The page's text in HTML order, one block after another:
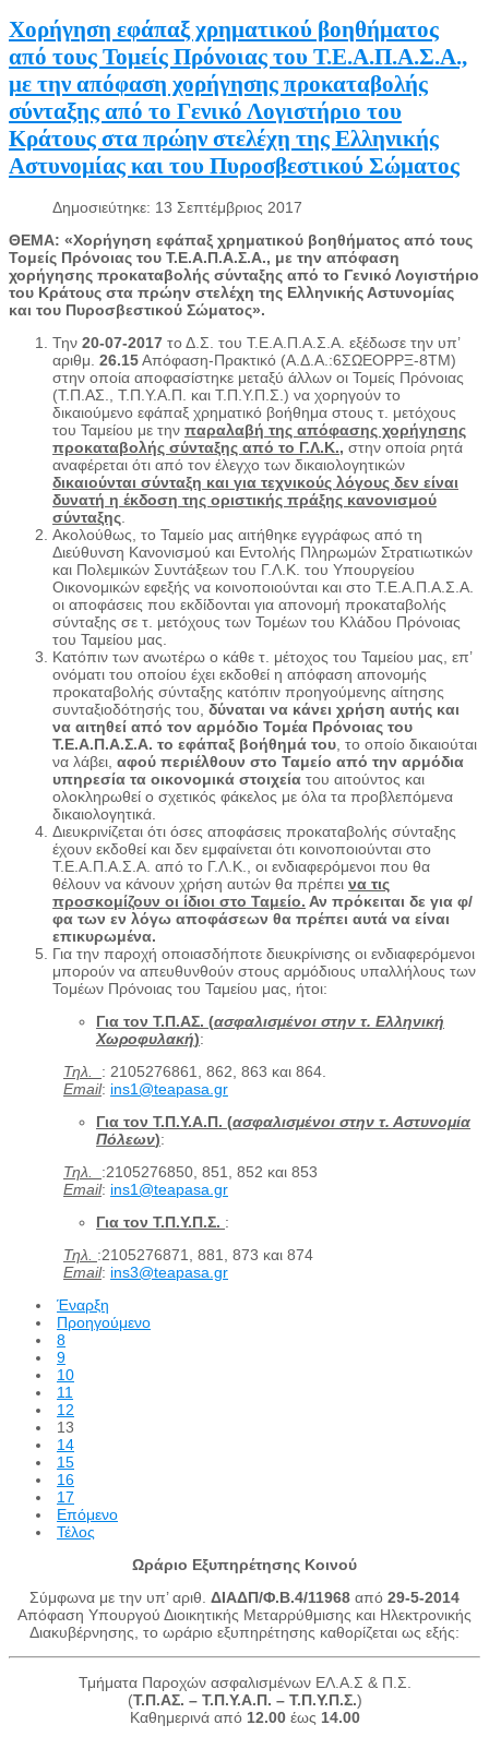
Χορήγηση εφάπαξ χρηματικού βοηθήματος
από τους Τομείς Πρόνοιας του Τ.Ε.Α.Π.Α.Σ.Α.,
με την απόφαση χορήγησης προκαταβολής
σύνταξης από το Γενικό Λογιστήριο του
Κράτους στα πρώην στελέχη της Ελληνικής
Αστυνομίας και του Πυροσβεστικού Σώματος
Δημοσιεύτηκε: 13 Σεπτέμβριος 2017
ΘΕΜΑ: «Χορήγηση εφάπαξ χρηματικού βοηθήματος από τους
Τομείς Πρόνοιας του Τ.Ε.Α.Π.Α.Σ.Α., με την απόφαση
χορήγησης προκαταβολής σύνταξης από το Γενικό Λογιστήριο
του Κράτους στα πρώην στελέχη της Ελληνικής Αστυνομίας
και του Πυροσβεστικού Σώματος».
Την 20-07-2017 το Δ.Σ. του Τ.Ε.Α.Π.Α.Σ.Α. εξέδωσε την υπ’
αριθμ. 26.15Απόφαση-Πρακτικό (Α.Δ.Α.:6ΣΩΕΟΡΡΞ-8ΤΜ)
στην οποία αποφασίστηκε μεταξύ άλλων οι Τομείς Πρόνοιας
(Τ.Π.ΑΣ., Τ.Π.Υ.Α.Π. και Τ.Π.Υ.Π.Σ.) να χορηγούν το
δικαιούμενο εφάπαξ χρηματικό βοήθημα στους τ. μετόχους
του Ταμείου με την παραλαβή της απόφασης χορήγησης
προκαταβολής σύνταξης από το Γ.Λ.Κ., στην οποία ρητά
αναφέρεται ότι από τον έλεγχο των δικαιολογητικών
δικαιούνται σύνταξη και για τεχνικούς λόγους δεν είναι
δυνατή η έκδοση της οριστικής πράξης κανονισμού
σύνταξης
Ακολούθως, το Ταμείο μας αιτήθηκε εγγράφως από τη
Διεύθυνση Κανονισμού και Εντολής Πληρωμών Στρατιωτικών
και Πολεμικών Συντάξεων του Γ.Λ.Κ. του Υπουργείου
Οικονομικών εφεξής να κοινοποιούνται και στο Τ.Ε.Α.Π.Α.Σ.Α.
οι αποφάσεις που εκδίδονται για απονομή προκαταβολής
σύνταξης σε τ. μετόχους των Τομέων του Κλάδου Πρόνοιας
του Ταμείου μας.
Κατόπιν των ανωτέρω ο κάθε τ. μέτοχος του Ταμείου μας, επ’
ονόματι του οποίου έχει εκδοθεί η απόφαση απονομής
προκαταβολής σύνταξης κατόπιν προηγούμενης αίτησης
συνταξιοδότησής του, δύναται να κάνει χρήση αυτής και
να αιτηθεί από τον αρμόδιο Τομέα Πρόνοιας του
Τ.Ε.Α.Π.Α.Σ.Α. το εφάπαξ βοήθημά του , το οποίο δικαιούται
να λάβει, αφού περιέλθουν στο Ταμείο από την αρμόδια
υπηρεσία τα οικονομικά στοιχεία του αιτούντος και
ολοκληρωθεί ο σχετικός φάκελος με όλα τα προβλεπόμενα
δικαιολογητικά.
Διευκρινίζεται ότι όσες αποφάσεις προκαταβολής σύνταξης
έχουν εκδοθεί και δεν εμφαίνεται ότι κοινοποιούνται στο
Τ.Ε.Α.Π.Α.Σ.Α. από το Γ.Λ.Κ., οι ενδιαφερόμενοι που θα
θέλουν να κάνουν χρήση αυτών θα πρέπει να τις
προσκομίζουν οι ίδιοι στο Ταμείο. Αν πρόκειται δε για φ/
φα των εν λόγω αποφάσεων θα πρέπει αυτά να είναι
επικυρωμένα.
Για την παροχή οποιασδήποτε διευκρίνισης οι ενδιαφερόμενοι
μπορούν να απευθυνθούν στους αρμόδιους υπαλλήλους των
Τομέων Πρόνοιας του Ταμείου μας, ήτοι:
Για τον Τ.Π.ΑΣ. (ασφαλισμένοι στην τ. Ελληνική
Χωροφυλακή):
Τηλ.
: 2105276861, 862, 863 και 864.
Email: ins1@teapasa.gr
Για τον Τ.Π.Υ.Α.Π. (ασφαλισμένοι στην τ. Αστυνομία
Πόλεων):
Τηλ. :2105276850, 851, 852 και 853
Email: ins1@teapasa.gr
Για τον Τ.Π.Υ.Π.Σ. :
Τηλ. :2105276871, 881, 873 και 874
Email: ins3@teapasa.gr
Έναρξη
Προηγούμενο
8
9
10
11
12
13
14
15
16
17
Επόμενο
Τέλος
Ωράριο Εξυπηρέτησης Κοινού
Σύμφωνα με την υπ’ αριθ. ΔΙΑΔΠ/Φ.Β.4/11968 από 29-5-2014
Απόφαση Υπουργού Διοικητικής Μεταρρύθμισης και Ηλεκτρονικής
Διακυβέρνησης, το ωράριο εξυπηρέτησης καθορίζεται ως εξής:
Τμήματα Παροχών ασφαλισμένων ΕΛ.Α.Σ & Π.Σ.
(Τ.Π.ΑΣ. – Τ.Π.Υ.Α.Π. – Τ.Π.Υ.Π.Σ.)
Καθημερινά από 12.00 έως 14.00